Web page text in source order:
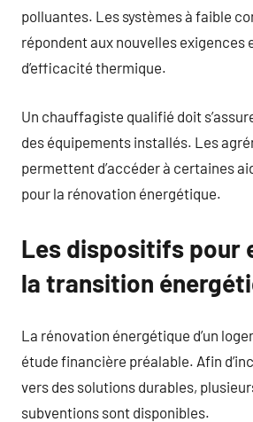
polluantes. Les systèmes à faible
répondent aux nouvelles exigences
d’efficacité thermique.
Un chauffagiste qualifié doit
des équipements installés. Les
permettent d’accéder à certaines
pour la rénovation énergétique.
Les dispositifs pour
la transition
La rénovation énergétique d’un
étude financière préalable. Afin
vers des solutions durables,
subventions sont disponibles.